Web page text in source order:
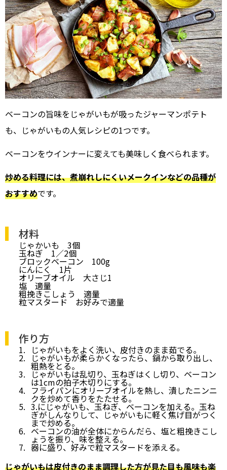
ベーコンの旨味をじゃがいもが吸ったジャーマンポテト
も、じゃがいもの人気レシピの1つです。
ベーコンをウインナーに変えても美味しく食べられます。
炒める料理には、煮崩れしにくいメークインなどの品種が
おすすめです。
材料
じゃかいも 3個
玉ねぎ 1／2個
ブロックベーコン 100g
にんにく 1片
オリーブオイル 大さじ1
塩 適量
粗挽きこしょう 適量
粒マスタード お好みで適量
作り方
じゃがいもをよく洗い、皮付きのまま茹でる。
じゃがいもが柔らかくなったら、鍋から取り出し、
粗熱をとる。
じゃがいもは乱切り、玉ねぎはくし切り、ベーコン
は1cmの拍子木切りにする。
フライパンにオリーブオイルを熱し、潰したニンニ
クを炒めて香りをたたせる。
3.にじゃがいも、玉ねぎ、ベーコンを加える。玉ね
ぎがしんなりして、じゃがいもに軽く焦げ目がつく
まで炒める。
ベーコンの油が全体にからんだら、塩と粗挽きこし
ょうを振り、味を整える。
器に盛り、好みで粒マスタードを添える。
じゃがいもは皮付きのまま調理した方が見た目も風味も楽